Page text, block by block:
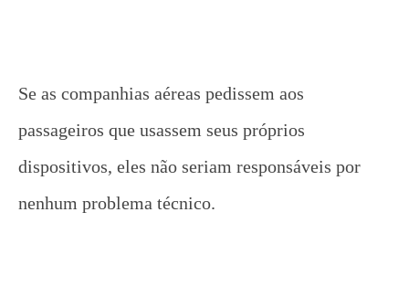
Se as companhias aéreas pedissem aos
passageiros que usassem seus próprios
dispositivos, eles não seriam responsáveis ​​por
nenhum problema técnico.